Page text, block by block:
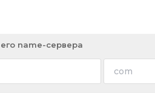
name-сервера